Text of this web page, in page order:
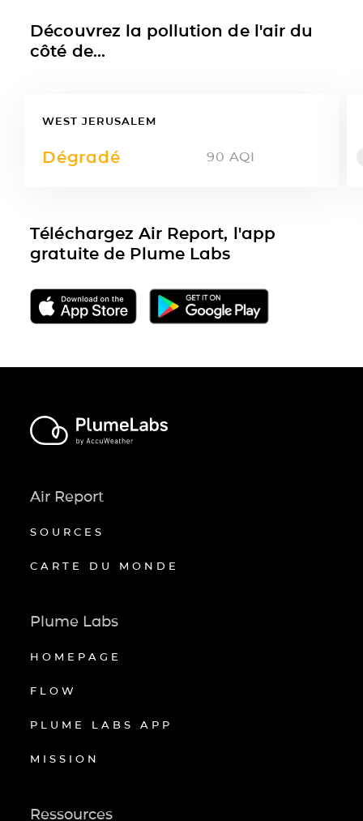
Découvrez la pollution de l'air du
côté de...
WEST JERUSALEM
Dégradé 90 AQI
Téléchargez Air Report, l'app
gratuite de Plume Labs
Air Report
SOURCES
CARTE DU MONDE
Plume Labs
HOMEPAGE
FLOW
PLUME LABS APP
MISSION
Ressources